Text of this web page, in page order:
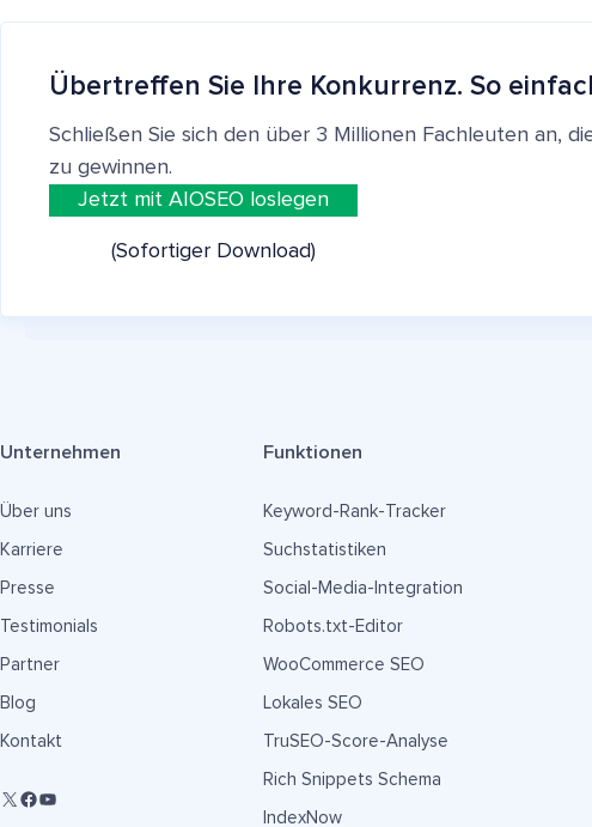
Übertreffen Sie Ihre Konkurrenz. So
Schließen Sie sich den über 3 Millionen Fachleuten an,
zu gewinnen.
Jetzt mit AIOSEO loslegen
(Sofortiger Download)
Unternehmen
Über uns
Karriere
Presse
Testimonials
Partner
Blog
Kontakt
Funktionen
Keyword-Rank-Tracker
Suchstatistiken
Social-Media-Integration
Robots.txt-Editor
WooCommerce SEO
Lokales SEO
TruSEO-Score-Analyse
Rich Snippets Schema
IndexNow